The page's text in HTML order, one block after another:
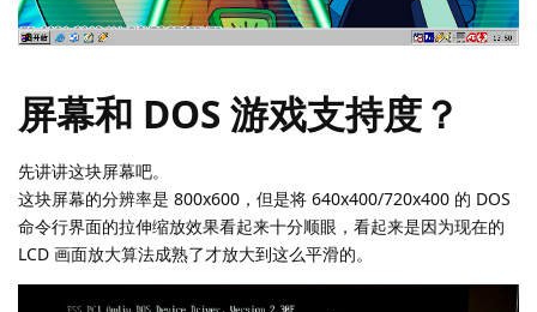
屏幕和 DOS 游戏支持度？
先讲讲这块屏幕吧。
这块屏幕的分辨率是 800x600，但是将 640x400/720x400 的 DOS
命令行界面的拉伸缩放效果看起来十分顺眼，看起来是因为现在的
LCD 画面放大算法成熟了才放大到这么平滑的。